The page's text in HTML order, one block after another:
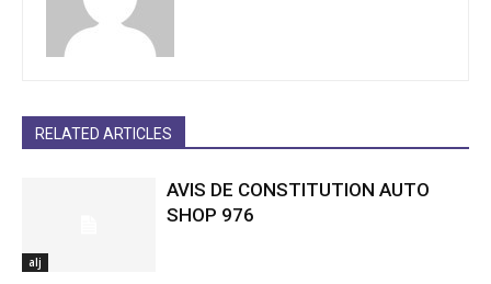
RELATED ARTICLES
alj
AVIS DE CONSTITUTION AUTO
SHOP 976